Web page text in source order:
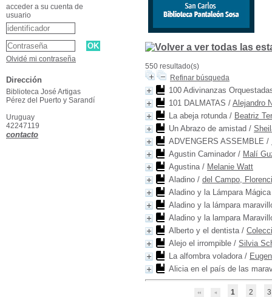
550 resultado(s)
Refinar búsqueda
100 Adivinanzas
101 DALMATAS / Alejandro
La abeja rotunda/ Beatriz
Un Abrazo de amistad /
ADVENGERS ASSEMBLE /
Agustin Caminador / Malí
Agustina/ Melanie Watt
Aladino / del Campo,
Aladino y la Lámpara Mágica
Aladino y la lámpara
Aladino y la lampara
Alberto y el dentista/
Alejo el irrompible / Silvia
La alfombra voladora/
Alicia en el país de las
1 2 3
acceder a su cuenta de
usuario
Olvidé mi contraseña
Dirección
Biblioteca José Artigas
Pérez del Puerto y Sarandí
Uruguay
42247119
contacto